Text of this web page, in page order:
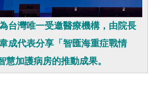
台灣唯一受邀醫療機構，由院長
成代表分享「智匯海重症戰情
慧加護病房的推動成果。